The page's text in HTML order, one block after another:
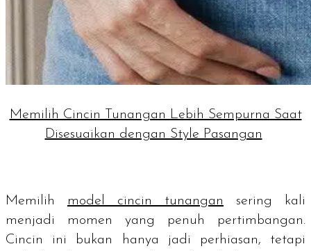
Memilih Cincin Tunangan Lebih Sempurna Saat
Disesuaikan dengan Style Pasangan
Memilih model cincin tunangan sering kali
menjadi momen yang penuh pertimbangan.
Cincin ini bukan hanya jadi perhiasan, tetapi